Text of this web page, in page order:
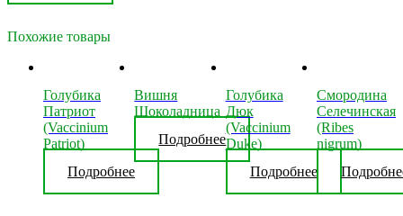
Похожие товары
Голубика
Патриот
(Vaccinium
Patriot)
Подробнее
Вишня
Шоколадница
Подробнее
Голубика
Дюк
(Vaccinium
Duke)
Подробнее
Смородина
Селечинская
(Ribes
nigrum)